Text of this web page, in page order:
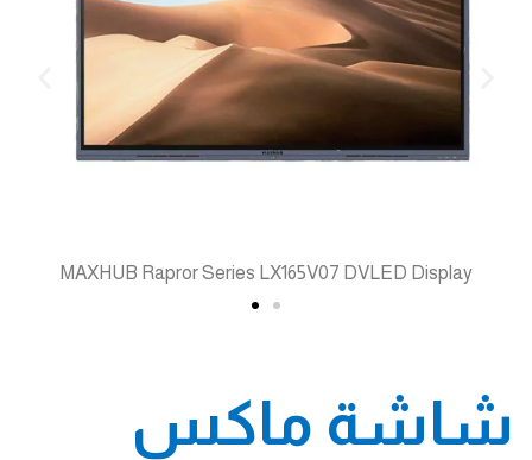
MAXHUB Rapror Series LX165V07 DVLED Display
شاشة ماكس